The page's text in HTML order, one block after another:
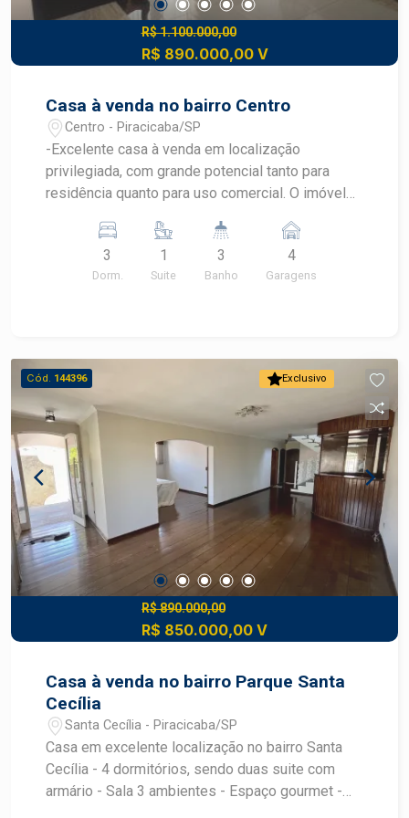
R$ 1.100.000,00
R$ 890.000,00 V
Casa à venda no bairro Centro
Centro - Piracicaba/SP
-Excelente casa à venda em localização
privilegiada, com grande potencial tanto para
residência quanto para uso comercial. O imóvel
garantindo conforto e praticidade no dia a dia: - 3
dormitórios, sendo 1 suíte; - Banheiro social; -
Ampla sala para 2 ambientes, ideal para receber
Quintal arejado, perfeito para desfrutar bons
momentos ao ar livre; - Amplo subsolo, excelente
para depósito ou futuras adaptações. Aceita
financiamento e FGTS - IPTU residencial. Estuda
permuta com imóvel de menor valor,
preferencialmente apartamento. Agende agora a
sua visita com um corretor especialista!
3
Dorm.
1
Suite
3
Banho
4
Garagens
Exclusivo
Cód. 144396
R$ 890.000,00
R$ 850.000,00 V
Casa à venda no bairro Parque Santa
Cecília
Santa Cecília - Piracicaba/SP
Casa em excelente localização no bairro Santa
Cecília - 4 dormitórios, sendo duas suite com
armário - Sala 3 ambientes - Espaço gourmet -